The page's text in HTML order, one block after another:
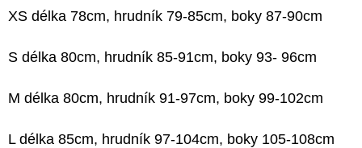
XS délka 78cm, hrudník 79-85cm, boky 87-90cm
S délka 80cm, hrudník 85-91cm, boky 93- 96cm
M délka 80cm, hrudník 91-97cm, boky 99-102cm
L délka 85cm, hrudník 97-104cm, boky 105-108cm